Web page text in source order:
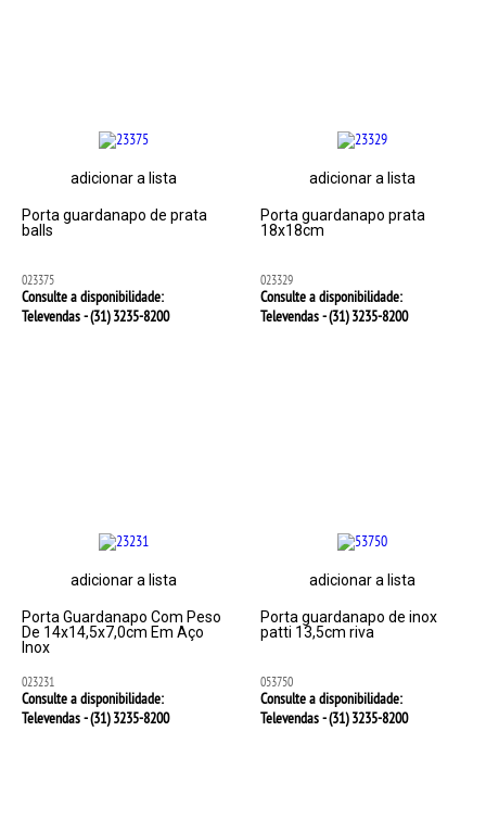
adicionar a lista
Porta guardanapo de prata
balls
023375
Consulte a disponibilidade:
Televendas - (31)3235-8200
adicionar a lista
Porta guardanapo prata
18x18cm
023329
Consulte a disponibilidade:
Televendas - (31)3235-8200
adicionar a lista
Porta Guardanapo Com Peso
De 14x14,5x7,0cm Em Aço
Inox
023231
Consulte a disponibilidade:
Televendas - (31)3235-8200
adicionar a lista
Porta guardanapo de inox
patti 13,5cm riva
053750
Consulte a disponibilidade:
Televendas - (31)3235-8200